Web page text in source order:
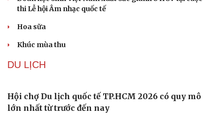
bằng “mạch máu” KC-135
Khủng hoảng tên lửa Patriot đẩy NATO vào thế lưỡng
nan chiến lược
giao tranh với Iran
an ninh cho đối tượng 1